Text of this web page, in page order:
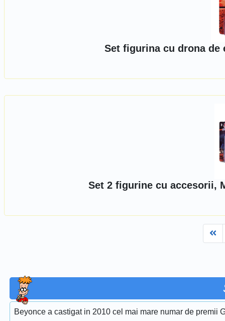
Set figurina cu drona de
Set 2 figurine cu accesorii,
Beyonce a castigat in 2010 cel mai mare numar de premii